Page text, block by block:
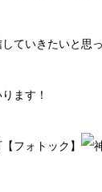
ていきたいと思っ
ます！